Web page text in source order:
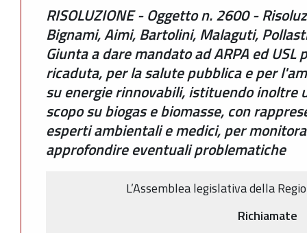
RISOLUZIONE - Oggetto n. 2600 -
Bignami, Aimi, Bartolini, Malaguti,
Giunta a dare mandato ad ARPA ed
ricaduta, per la salute pubblica e per
su energie rinnovabili, istituendo inoltre
scopo su biogas e biomasse, con
esperti ambientali e medici, per
approfondire eventuali problematiche
L’Assemblea legislativa della
Richiamate